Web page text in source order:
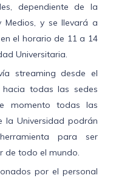
dependiente de la
Medios, y se llevará a
el horario de 11 a 14
Universitaria.
streaming desde el
todas las sedes
momento todas las
la Universidad podrán
para ser
de todo el mundo.
por el personal